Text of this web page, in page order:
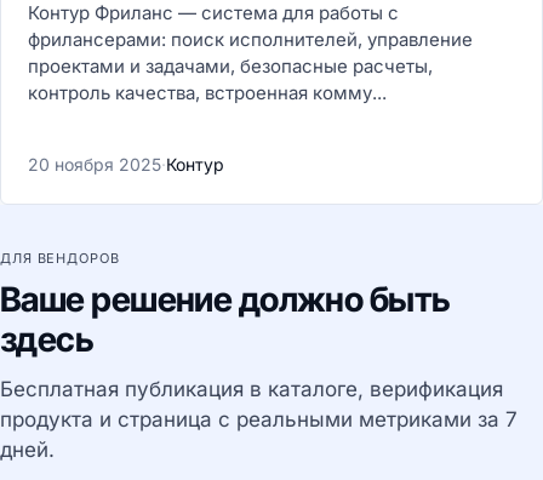
Контур Фриланс — система для работы с
фрилансерами: поиск исполнителей, управление
проектами и задачами, безопасные расчеты,
контроль качества, встроенная комму...
20 ноября 2025·Контур
ДЛЯ ВЕНДОРОВ
Ваше решение должно быть
здесь
Бесплатная публикация в каталоге, верификация
продукта и страница с реальными метриками за 7
дней.